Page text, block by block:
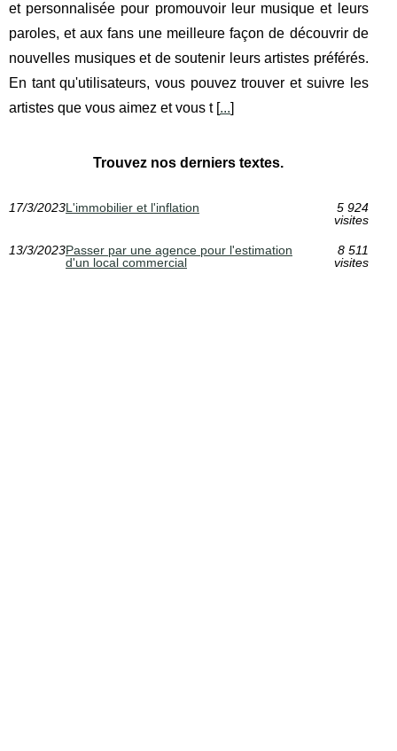
et personnalisée pour promouvoir leur musique et leurs
paroles, et aux fans une meilleure façon de découvrir de
nouvelles musiques et de soutenir leurs artistes préférés.
En tant qu'utilisateurs, vous pouvez trouver et suivre les
artistes que vous aimez et vous t [...]
Trouvez nos derniers textes.
17/3/2023L'immobilier et l'inflation
5 924
visites
13/3/2023Passer par une agence pour l'estimation
d'un local commercial
8 511
visites